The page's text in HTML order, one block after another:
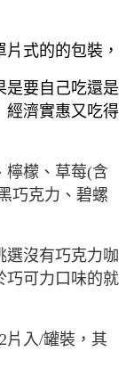
式的的包裝，
是要自己吃還是
經濟實惠又吃得
檸檬、草莓(含
巧克力、碧螺
選沒有巧克力咖
巧可力口味的就
片入/罐裝，其